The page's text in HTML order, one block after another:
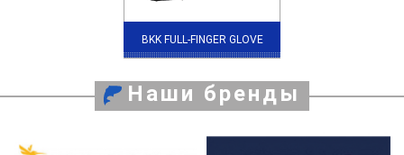
BKK FULL-FINGER GLOVE
Наши бренды